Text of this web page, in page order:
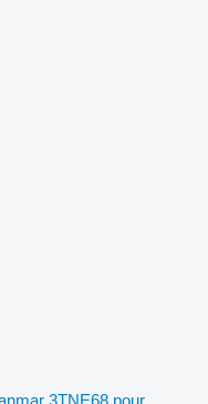
3TNE68 pour